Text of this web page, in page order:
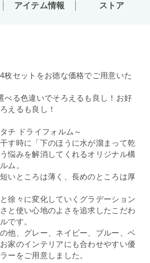
アイテム情報 ストア
枚セットをお徳な価格でご用意いた
べる色違いでそろえるも良し！お好
えるも良し！
チ ドライフォルム～
す時に「下のほうに水が溜まって乾
悩みを解消してくれるオリジナル構
ム。
いところは薄く、長めのところは厚
徐々に変化していくグラデーション
と使い心地のよさを追求したこだわ
です。
他、グレー、ネイビー、ブルー、ペ
家のインテリアにも合わせやすい優
ーをご用意しました。